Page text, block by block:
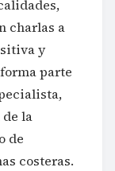
charlas a
y
parte
la
de
costeras.